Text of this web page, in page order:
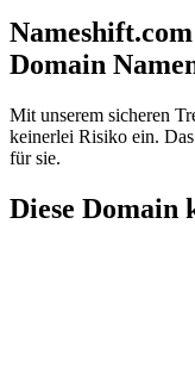
Domain
Mit unserem sicheren
keinerlei Risiko ein.
für sie.
Diese Domain